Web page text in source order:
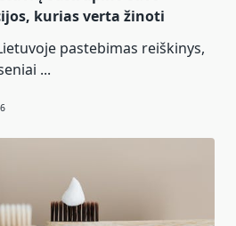
kurias verta žinoti
pastebimas reiškinys,
...